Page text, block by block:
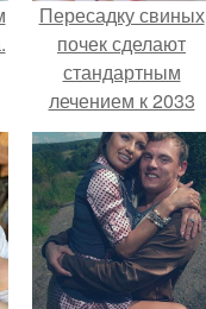
Пересадку свиных
почек сделают
стандартным
лечением к 2033
году в Японии.